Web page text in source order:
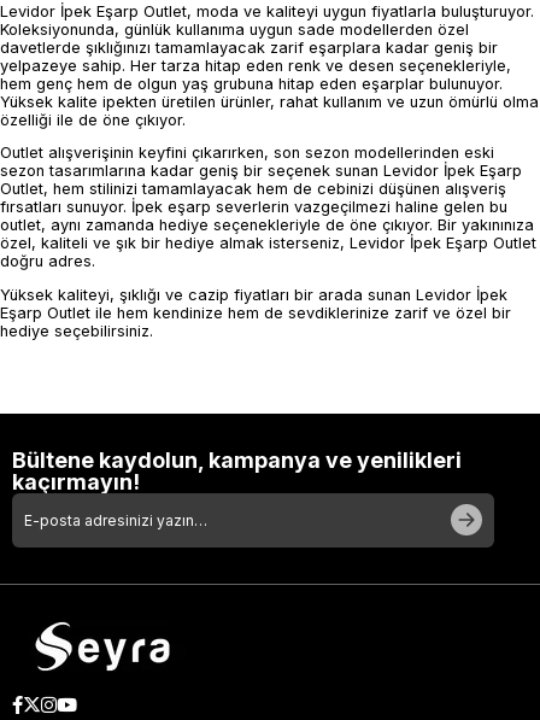
Levidor İpek Eşarp Outlet, moda ve kaliteyi uygun fiyatlarla buluşturuyor.
Koleksiyonunda, günlük kullanıma uygun sade modellerden özel
davetlerde şıklığınızı tamamlayacak zarif eşarplara kadar geniş bir
yelpazeye sahip. Her tarza hitap eden renk ve desen seçenekleriyle,
hem genç hem de olgun yaş grubuna hitap eden eşarplar bulunuyor.
Yüksek kalite ipekten üretilen ürünler, rahat kullanım ve uzun ömürlü olma
özelliği ile de öne çıkıyor.
Outlet alışverişinin keyfini çıkarırken, son sezon modellerinden eski
sezon tasarımlarına kadar geniş bir seçenek sunan Levidor İpek Eşarp
Outlet, hem stilinizi tamamlayacak hem de cebinizi düşünen alışveriş
fırsatları sunuyor. İpek eşarp severlerin vazgeçilmezi haline gelen bu
outlet, aynı zamanda hediye seçenekleriyle de öne çıkıyor. Bir yakınınıza
özel, kaliteli ve şık bir hediye almak isterseniz, Levidor İpek Eşarp Outlet
doğru adres.
Yüksek kaliteyi, şıklığı ve cazip fiyatları bir arada sunan Levidor İpek
Eşarp Outlet ile hem kendinize hem de sevdiklerinize zarif ve özel bir
hediye seçebilirsiniz.
Bültene kaydolun, kampanya ve yenilikleri
kaçırmayın!